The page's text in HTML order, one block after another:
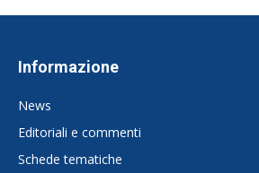
Informazione
News
Editoriali e commenti
Schede tematiche